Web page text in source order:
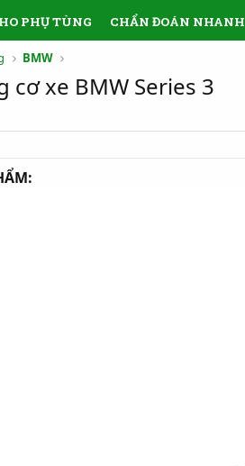
PHỤ TÙNG CHẨN ĐOÁN NHANH
BMW
cơ xe BMW Series 3